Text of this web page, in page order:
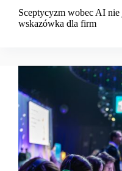
Sceptycyzm wobec AI nie
wskazówka dla firm